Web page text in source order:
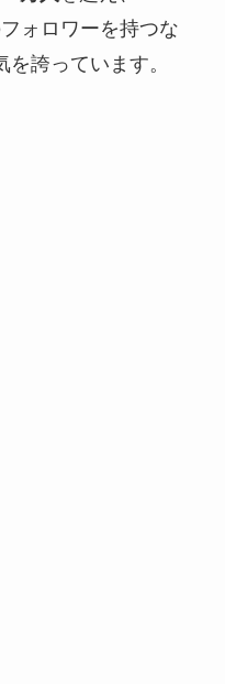
ォロワーを持つな
誇っています。